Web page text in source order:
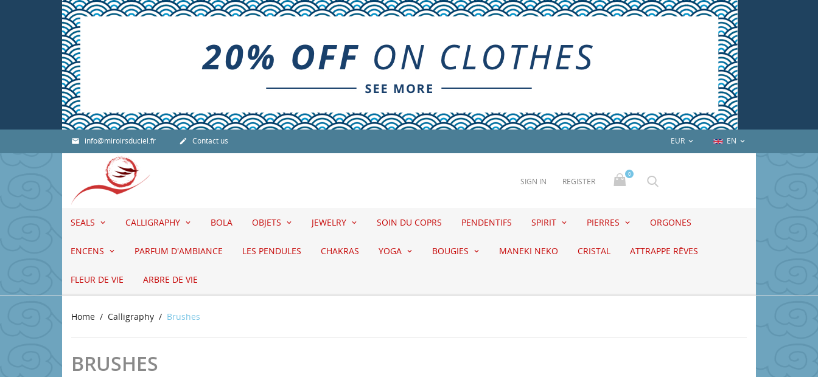
 info@miroirsduciel.fr  Contact us EUR  EN 
SIGN IN REGISTER
0
SEALS CALLIGRAPHY BOLA OBJETS JEWELRY SOIN DU COPRS PENDENTIFS SPIRIT PIERRES ORGONES
ENCENS PARFUM D'AMBIANCE LES PENDULES CHAKRAS YOGA BOUGIES MANEKI NEKO CRISTAL ATTRAPPE RÊVES
FLEUR DE VIE ARBRE DE VIE
Home Calligraphy Brushes
BRUSHES